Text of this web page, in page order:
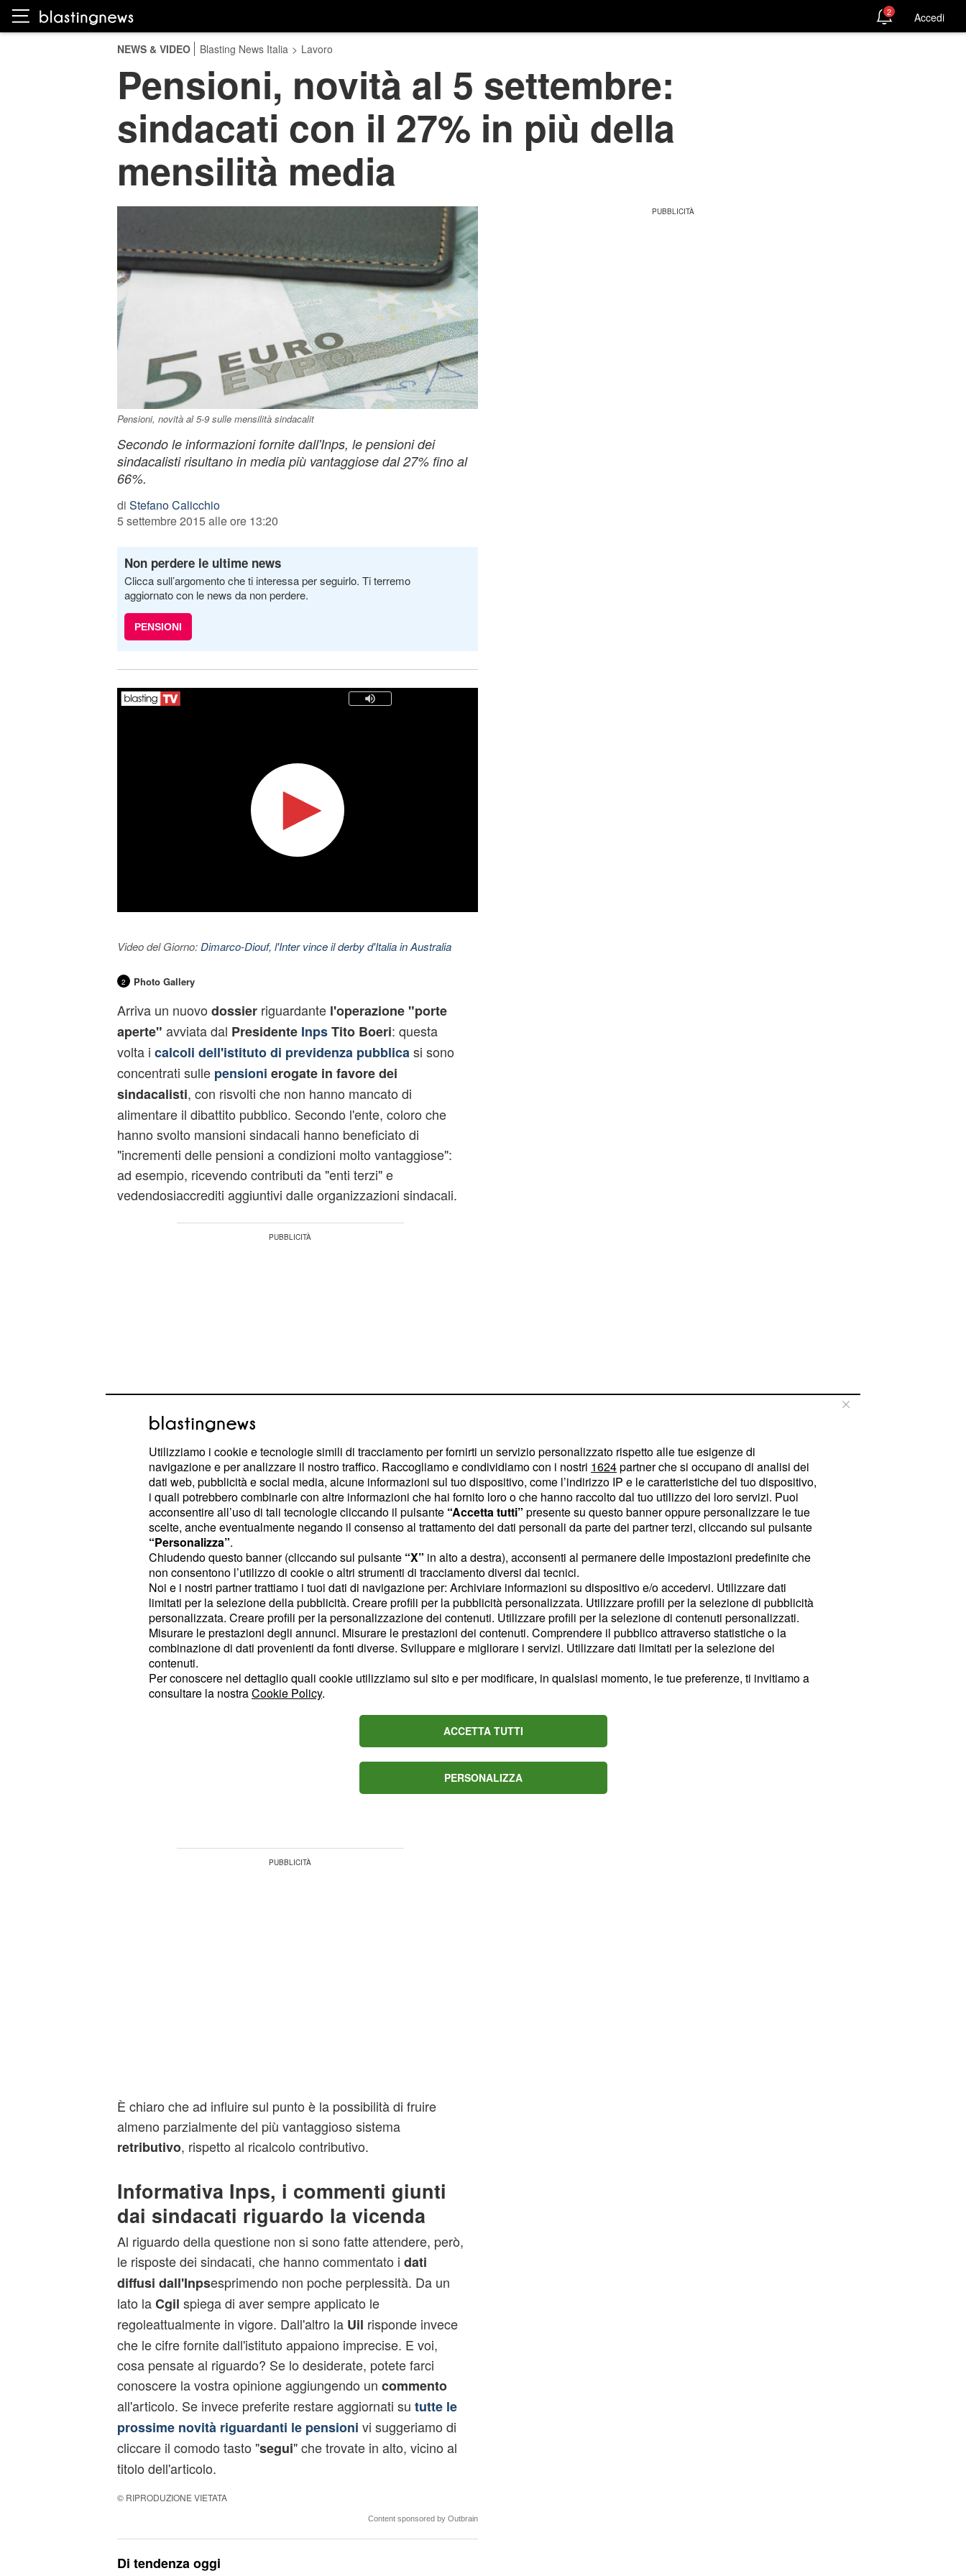
2 Accedi
NEWS & VIDEO Blasting News Italia > Lavoro
Pensioni, novità al 5 settembre:
sindacati con il 27% in più della
mensilità media
Pensioni, novità al 5-9 sulle mensilità sindacalit
Secondo le informazioni fornite dall'Inps, le pensioni dei
sindacalisti risultano in media più vantaggiose dal 27% fino al
66%.
di Stefano Calicchio
5 settembre 2015 alle ore 13:20
Non perdere le ultime news
Clicca sull’argomento che ti interessa per seguirlo. Ti terremo
aggiornato con le news da non perdere.
PENSIONI
Video del Giorno: Dimarco-Diouf, l'Inter vince il derby d'Italia in Australia
2 Photo Gallery
Arriva un nuovo dossierriguardantel'operazione "porte
aperte" avviata dal Presidente InpsTito Boeri: questa
volta i calcoli dell'istituto di previdenza pubblica si sono
concentrati sulle pensioni erogate in favore dei
sindacalisti, con risvolti che non hanno mancato di
alimentare il dibattito pubblico. Secondo l'ente, coloro che
hanno svolto mansioni sindacali hanno beneficiato di
"incrementi delle pensioni a condizioni molto vantaggiose":
ad esempio, ricevendo contributi da "enti terzi" e
vedendosiaccrediti aggiuntivi dalle organizzazioni sindacali.
Se questi presupposti non si verificassero, secondo l'Inps le
pensioni erogate dall'istituto sarebberomediamente
inferiori del 27%, con picchi che possono raggiungere
anche il 66% rispetto agli altri lavoratori iscritti alle forme di
previdenza generale.
Pensioni e sindacati: l'Inps punta gli
occhi sul cumulo figurativo
Stante la situazione, l'istituto di previdenza pubblica non ha
mancato di sottolineare alcuni dei punti maggiormente critici
riguardanti la gestione dei trattamenti in favore di chi ha
operato come sindacalista. "Se il versamento della
riflessi importanti
pubblici che si trovano nel regime misto oppure in regime
È chiaro che ad influire sul punto è la possibilità di fruire
almeno parzialmente del più vantaggioso sistema
retributivo, rispetto al ricalcolo contributivo.
Informativa Inps, i commenti giunti
dai sindacati riguardo la vicenda
Al riguardo della questione non si sono fatte attendere, però,
le risposte dei sindacati, che hanno commentato i dati
diffusi dall'Inpsesprimendo non poche perplessità. Da un
lato laCgil spiega di aver sempre applicato le
regoleattualmente in vigore. Dall'altro la Uil risponde invece
che le cifre fornite dall'istituto appaiono imprecise. E voi,
cosa pensate al riguardo? Se lo desiderate, potete farci
conoscere la vostra opinione aggiungendo un commento
all'articolo. Se invece preferite restare aggiornati su tutte le
prossime novità riguardanti le pensioni vi suggeriamo di
cliccare il comodo tasto "segui" che trovate in alto, vicino al
titolo dell'articolo.
© RIPRODUZIONE VIETATA
Content sponsored by Outbrain
Di tendenza oggi
Utilizziamo i cookie e tecnologie simili di tracciamento per fornirti un servizio personalizzato rispetto alle tue esigenze di
navigazione e per analizzare il nostro traffico. Raccogliamo e condividiamo con i nostri 1624partner che si occupano di analisi dei
dati web, pubblicità e social media, alcune informazioni sul tuo dispositivo, come l’indirizzo IP e le caratteristiche del tuo dispositivo,
i quali potrebbero combinarle con altre informazioni che hai fornito loro o che hanno raccolto dal tuo utilizzo dei loro servizi. Puoi
acconsentire all’uso di tali tecnologie cliccando il pulsante “Accetta tutti” presente su questo banner oppure personalizzare le tue
scelte, anche eventualmente negando il consenso al trattamento dei dati personali da parte dei partner terzi, cliccando sul pulsante
“Personalizza”.
Chiudendo questo banner (cliccando sul pulsante “X” in alto a destra), acconsenti al permanere delle impostazioni predefinite che
non consentono l’utilizzo di cookie o altri strumenti di tracciamento diversi dai tecnici.
Noi e i nostri partner trattiamo i tuoi dati di navigazione per: Archiviare informazioni su dispositivo e/o accedervi. Utilizzare dati
limitati per la selezione della pubblicità. Creare profili per la pubblicità personalizzata. Utilizzare profili per la selezione di pubblicità
personalizzata. Creare profili per la personalizzazione dei contenuti. Utilizzare profili per la selezione di contenuti personalizzati.
Misurare le prestazioni degli annunci. Misurare le prestazioni dei contenuti. Comprendere il pubblico attraverso statistiche o la
combinazione di dati provenienti da fonti diverse. Sviluppare e migliorare i servizi. Utilizzare dati limitati per la selezione dei
contenuti.
Per conoscere nel dettaglio quali cookie utilizziamo sul sito e per modificare, in qualsiasi momento, le tue preferenze, ti invitiamo a
consultare la nostraCookie Policy.
ACCETTA TUTTI
PERSONALIZZA